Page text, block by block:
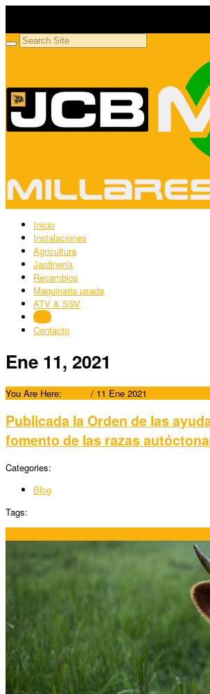
Inicio
Instalaciones
Agricultura
Jardinería
Recambios
Maquinaria usada
ATV & SSV
Blog
Contacto
Ene 11, 2021
You Are Here: / 11 Ene 2021
Publicada la Orden de las
fomento de las razas
Categories:
Blog
Tags: